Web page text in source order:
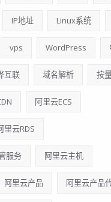
IP地址 Linux系统
vps WordPress
互联 域名解析 按
阿里云ECS
里云RDS
服务 阿里云主机
阿里云产品 阿里云产品